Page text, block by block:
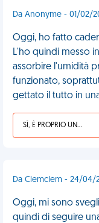
Da Anonyme - 01/02/
Oggi, ho fatto
L'ho quindi messo
assorbire l'umidità
funzionato,
gettato il tutto in
SÌ, È PROPRIO UNA VDM!
Da Clemclem - 24/04/
Oggi, mi sono
quindi di seguire